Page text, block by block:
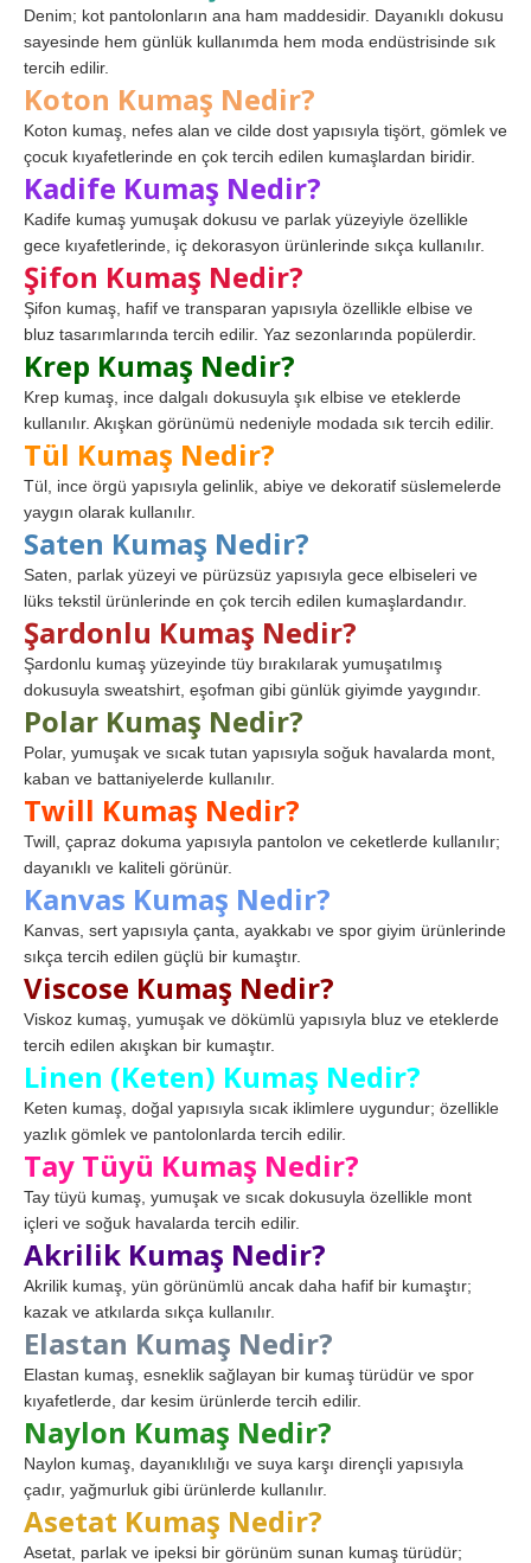
Denim; kot pantolonların ana ham maddesidir. Dayanıklı dokusu
sayesinde hem günlük kullanımda hem moda endüstrisinde sık
tercih edilir.
Koton Kumaş Nedir?
Koton kumaş, nefes alan ve cilde dost yapısıyla tişört, gömlek ve
çocuk kıyafetlerinde en çok tercih edilen kumaşlardan biridir.
Kadife Kumaş Nedir?
Kadife kumaş yumuşak dokusu ve parlak yüzeyiyle özellikle
gece kıyafetlerinde, iç dekorasyon ürünlerinde sıkça kullanılır.
Şifon Kumaş Nedir?
Şifon kumaş, hafif ve transparan yapısıyla özellikle elbise ve
bluz tasarımlarında tercih edilir. Yaz sezonlarında popülerdir.
Krep Kumaş Nedir?
Krep kumaş, ince dalgalı dokusuyla şık elbise ve eteklerde
kullanılır. Akışkan görünümü nedeniyle modada sık tercih edilir.
Tül Kumaş Nedir?
Tül, ince örgü yapısıyla gelinlik, abiye ve dekoratif süslemelerde
yaygın olarak kullanılır.
Saten Kumaş Nedir?
Saten, parlak yüzeyi ve pürüzsüz yapısıyla gece elbiseleri ve
lüks tekstil ürünlerinde en çok tercih edilen kumaşlardandır.
Şardonlu Kumaş Nedir?
Şardonlu kumaş yüzeyinde tüy bırakılarak yumuşatılmış
dokusuyla sweatshirt, eşofman gibi günlük giyimde yaygındır.
Polar Kumaş Nedir?
Polar, yumuşak ve sıcak tutan yapısıyla soğuk havalarda mont,
kaban ve battaniyelerde kullanılır.
Twill Kumaş Nedir?
Twill, çapraz dokuma yapısıyla pantolon ve ceketlerde kullanılır;
dayanıklı ve kaliteli görünür.
Kanvas Kumaş Nedir?
Kanvas, sert yapısıyla çanta, ayakkabı ve spor giyim ürünlerinde
sıkça tercih edilen güçlü bir kumaştır.
Viscose Kumaş Nedir?
Viskoz kumaş, yumuşak ve dökümlü yapısıyla bluz ve eteklerde
tercih edilen akışkan bir kumaştır.
Linen (Keten) Kumaş Nedir?
Keten kumaş, doğal yapısıyla sıcak iklimlere uygundur; özellikle
yazlık gömlek ve pantolonlarda tercih edilir.
Tay Tüyü Kumaş Nedir?
Tay tüyü kumaş, yumuşak ve sıcak dokusuyla özellikle mont
içleri ve soğuk havalarda tercih edilir.
Akrilik Kumaş Nedir?
Akrilik kumaş, yün görünümlü ancak daha hafif bir kumaştır;
kazak ve atkılarda sıkça kullanılır.
Elastan Kumaş Nedir?
Elastan kumaş, esneklik sağlayan bir kumaş türüdür ve spor
kıyafetlerde, dar kesim ürünlerde tercih edilir.
Naylon Kumaş Nedir?
Naylon kumaş, dayanıklılığı ve suya karşı dirençli yapısıyla
çadır, yağmurluk gibi ürünlerde kullanılır.
Asetat Kumaş Nedir?
Asetat, parlak ve ipeksi bir görünüm sunan kumaş türüdür;